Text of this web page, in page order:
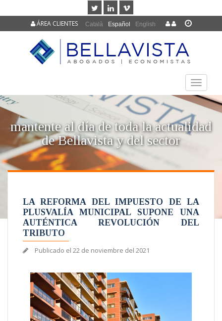
Català Español English
ÁREA CLIENTES
TOGGLE
mantente al día de toda la actualidad
de Bellavista y del sector
LA REFORMA DEL IMPUESTO DE LA
PLUSVALÍA MUNICIPAL SUPONE UNA
AUTÉNTICA REVOLUCIÓN DEL
TRIBUTO
Publicado el 22 de noviembre del 2021